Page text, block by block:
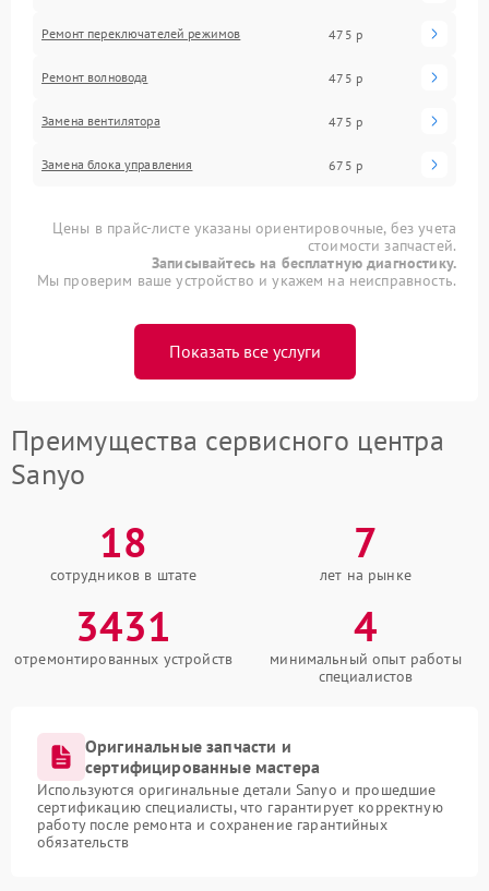
Ремонт переключателей режимов 475 р
Ремонт волновода 475 р
Замена вентилятора 475 р
Замена блока управления 675 р
Цены в прайс-листе указаны ориентировочные, без учета
стоимости запчастей.
Записывайтесь на бесплатную диагностику.
Мы проверим ваше устройство и укажем на неисправность.
Показать все услуги
Преимущества сервисного центра
Sanyo
18
сотрудников в штате
7
лет на рынке
3431
отремонтированных устройств
4
минимальный опыт работы
специалистов
Оригинальные запчасти и
сертифицированные мастера
Используются оригинальные детали Sanyo и прошедшие
сертификацию специалисты, что гарантирует корректную
работу после ремонта и сохранение гарантийных
обязательств